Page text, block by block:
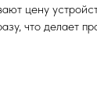
цену
что делает